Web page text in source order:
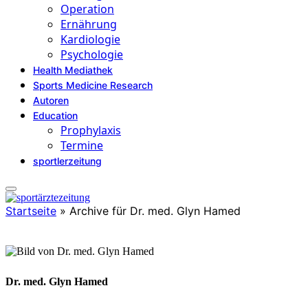
Operation
Ernährung
Kardiologie
Psychologie
Health Mediathek
Sports Medicine Research
Autoren
Education
Prophylaxis
Termine
sportlerzeitung
Startseite » Archive für Dr. med. Glyn Hamed
Dr. med. Glyn Hamed